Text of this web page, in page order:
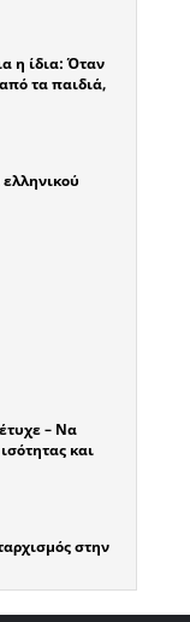
η ίδια: Όταν
τα παιδιά,
– Να
και
στην